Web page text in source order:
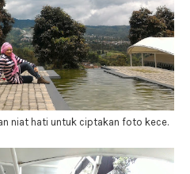
niat hati untuk ciptakan foto kece.